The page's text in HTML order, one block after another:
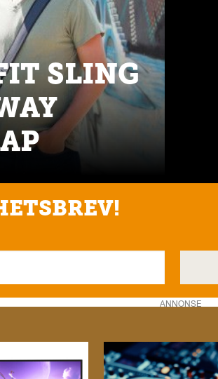
SLING
ANNONSE